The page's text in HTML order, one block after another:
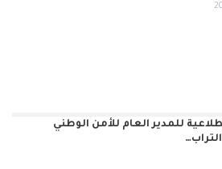
للمدير العام للأمن الوطني